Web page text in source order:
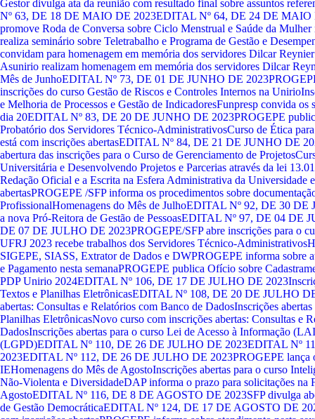
Gestor divulga ata da reunião com resultado final sobre assuntos
Nº 63, DE 18 DE MAIO DE 2023EDITAL Nº 64, DE 24 DE MAIO
promove Roda de Conversa sobre Ciclo Menstrual e Saúde da
realiza seminário sobre Teletrabalho e Programa de Gestão e
convidam para homenagem em memória dos servidores Dilcar Reynier
Asunirio realizam homenagem em memória dos servidores Dilcar
Mês de JunhoEDITAL Nº 73, DE 01 DE JUNHO DE 2023
inscrições do curso Gestão de Riscos e Controles Internos na Unirio
e Melhoria de Processos e Gestão de IndicadoresFunpresp convida os
dia 20EDITAL Nº 83, DE 20 DE JUNHO DE 2023PROGEPE
Probatório dos Servidores Técnico-AdministrativosCurso de Ética
está com inscrições abertasEDITAL Nº 84, DE 21 DE JUNHO DE
abertura das inscrições para o Curso de Gerenciamento de Projetos
Universitária e Desenvolvendo Projetos e Parcerias através da lei
Redação Oficial e a Escrita na Esfera Administrativa da Universidade
abertasPROGEPE /SFP informa os procedimentos sobre
ProfissionalHomenagens do Mês de JulhoEDITAL Nº 92, DE 30 DE
a nova Pró-Reitora de Gestão de PessoasEDITAL Nº 97, DE 04 DE
DE 07 DE JULHO DE 2023PROGEPE/SFP abre inscrições para o
UFRJ 2023 recebe trabalhos dos Servidores Técnico-Administrativos
SIGEPE, SIASS, Extrator de Dados e DWPROGEPE informa sobre
e Pagamento nesta semanaPROGEPE publica Ofício sobre
PDP Unirio 2024EDITAL Nº 106, DE 17 DE JULHO DE 2023
Textos e Planilhas EletrônicasEDITAL Nº 108, DE 20 DE JULHO
abertas: Consultas e Relatórios com Banco de DadosInscrições
Planilhas EletrônicasNovo curso com inscrições abertas: Consultas e
DadosInscrições abertas para o curso Lei de Acesso à Informação
(LGPD)EDITAL Nº 110, DE 26 DE JULHO DE 2023EDITAL Nº
2023EDITAL Nº 112, DE 26 DE JULHO DE 2023PROGEPE lança
IEHomenagens do Mês de AgostoInscrições abertas para o curso
Não-Violenta e DiversidadeDAP informa o prazo para solicitações na
AgostoEDITAL Nº 116, DE 8 DE AGOSTO DE 2023SFP divulga
de Gestão DemocráticaEDITAL Nº 124, DE 17 DE AGOSTO DE